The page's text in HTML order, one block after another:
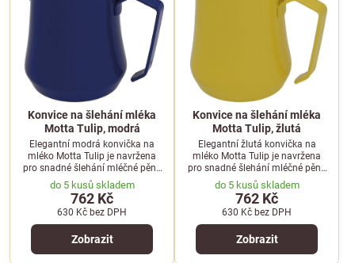
Konvice na šlehání mléka
Motta Tulip, modrá
Elegantní modrá konvička na
mléko Motta Tulip je navržena
pro snadné šlehání mléčné pěny
a precizní latte art v kavárnách i
domácnostech.
do 5 kusů skladem
762 Kč
630 Kč bez DPH
Zobrazit
Konvice na šlehání mléka
Motta Tulip, žlutá
Elegantní žlutá konvička na
mléko Motta Tulip je navržena
pro snadné šlehání mléčné pěny
a precizní latte art v kavárnách i
domácnostech.
do 5 kusů skladem
762 Kč
630 Kč bez DPH
Zobrazit